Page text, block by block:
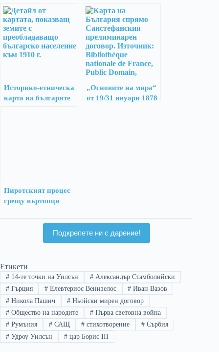
консумирай
отговорно
Историко-етническа
карта на българите
„Основите на мира“
от 19/31 януари 1878
Пиротският процес
срещу въртопци
Подкрепете ни с дарение!
Етикети
#14-те точки на Уилсън #Александър Стамболийски
#Гърция #Елевтериос Венизелос # Иван Вазов
#Никола Пашич #Ньойски мирен договор
#Общество на народите #Първа световна война
#Румъния #САЩ # стихотворение # Сърбия
#Удроу Уилсън #цар Борис III